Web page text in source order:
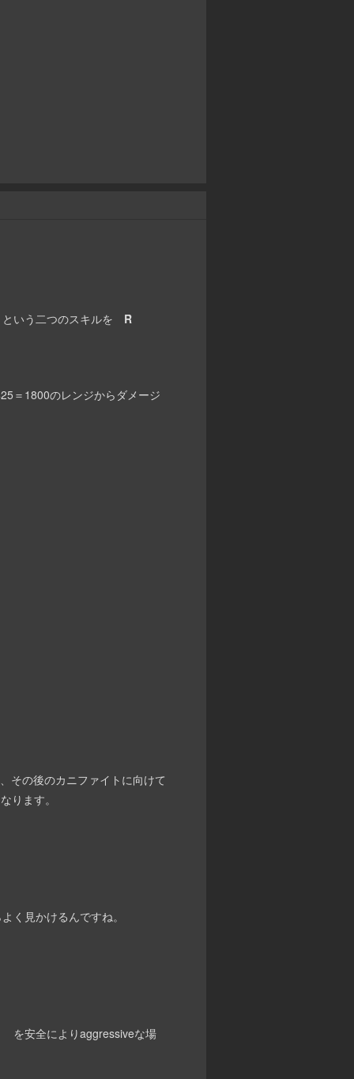
いう二つのスキルを R
＝1800のレンジからダメージ
その後のカニファイトに向けて
ります。
く見かけるんですね。
を安全によりaggressiveな場